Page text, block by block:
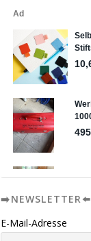
➡️NEWSLETTER⬅️
E-Mail-Adresse